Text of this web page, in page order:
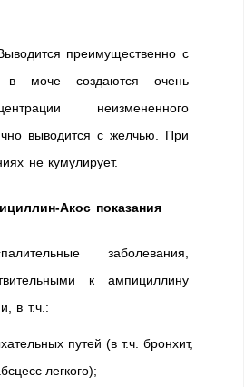
преимущественно с
в моче создаются очень
неизмененного
выводится с желчью. При
не кумулирует.
Акос показания
заболевания,
к ампициллину
в т.ч.:
путей (в т.ч. бронхит,
легкого);